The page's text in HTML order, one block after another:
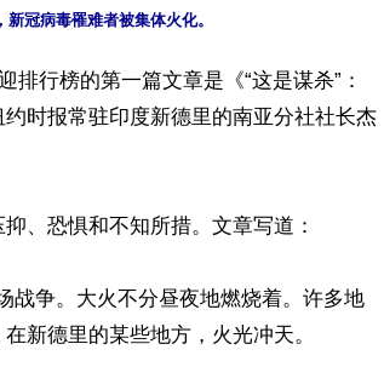
冠病毒罹难者被集体火化。
排行榜的第一篇文章是《“这是谋杀”：
时报常驻印度新德里的南亚分社社长杰
、恐惧和不知所措。文章写道：
战争。大火不分昼夜地燃烧着。许多地
新德里的某些地方，火光冲天。